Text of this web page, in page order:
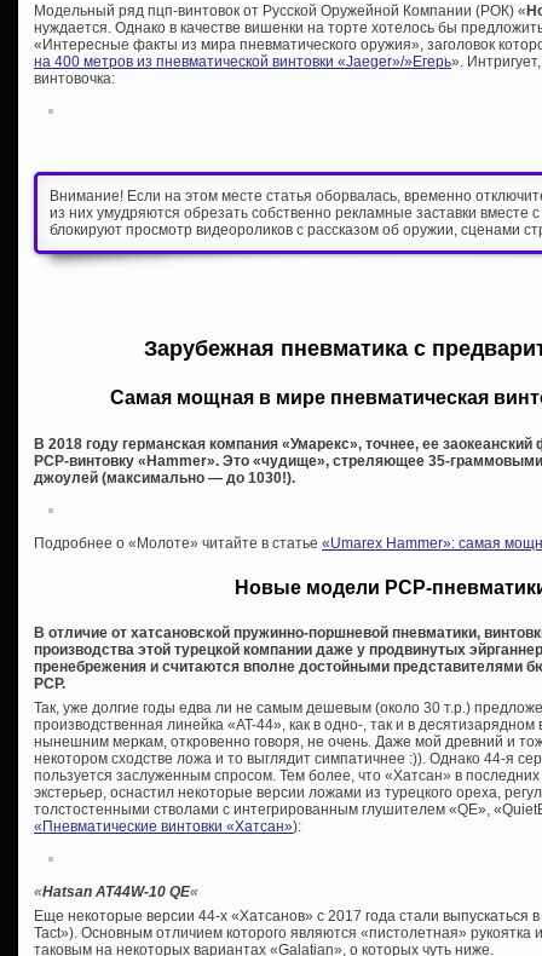
Модельный ряд пцп-винтовок от Русской Оружейной Компании (РОК) «
нуждается. Однако в качестве вишенки на торте хотелось бы
«Интересные факты из мира пневматического оружия», заголовок
на 400 метров из пневматической винтовки «Jaeger»/»Егерь».
винтовочка:
Внимание! Если на этом месте статья оборвалась, временно
из них умудряются обрезать собственно рекламные заставки вместе
блокируют просмотр видеороликов с рассказом об оружии, сценами
Зарубежная пневматика с
Самая мощная в мире пневматическая
В 2018 году германская компания «Умарекс», точнее, ее
PCP-винтовку «Hammer». Это «чудище», стреляющее 35-
джоулей (максимально — до 1030!).
Подробнее о «Молоте» читайте в статье «Umarex Hammer»: самая
Новые модели PCP-
В отличие от хатсановской пружинно-поршневой пневматики,
производства этой турецкой компании даже у продвинутых
пренебрежения и считаются вполне достойными представителями
PCP.
Так, уже долгие годы едва ли не самым дешевым (около 30 т.р.)
производственная линейка «AT-44», как в одно-, так и в
нынешним меркам, откровенно говоря, не очень. Даже мой древний и
некотором сходстве ложа и то выглядит симпатичнее :)). Однако 44-я
пользуется заслуженным спросом. Тем более, что «Хатсан» в
экстерьер, оснастил некоторые версии ложами из турецкого ореха,
толстостенными стволами с интегрированным глушителем «QE»,
«Пневматические винтовки «Хатсан»):
«Hatsan AT44W-10 QE«
Еще некоторые версии 44-х «Хатсанов» с 2017 года стали выпускаться
Tact»). Основным отличием которого являются «пистолетная» рукоятка
таковым на некоторых вариантах «Galatian», о которых чуть ниже.